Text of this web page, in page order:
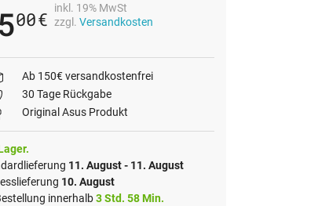
00€
inkl. 19% MwSt
zzgl. Versandkosten
Ab 150€ versandkostenfrei
30 Tage Rückgabe
Original Asus Produkt
11. August - 11. August
10. August
innerhalb3 Std. 58 Min.